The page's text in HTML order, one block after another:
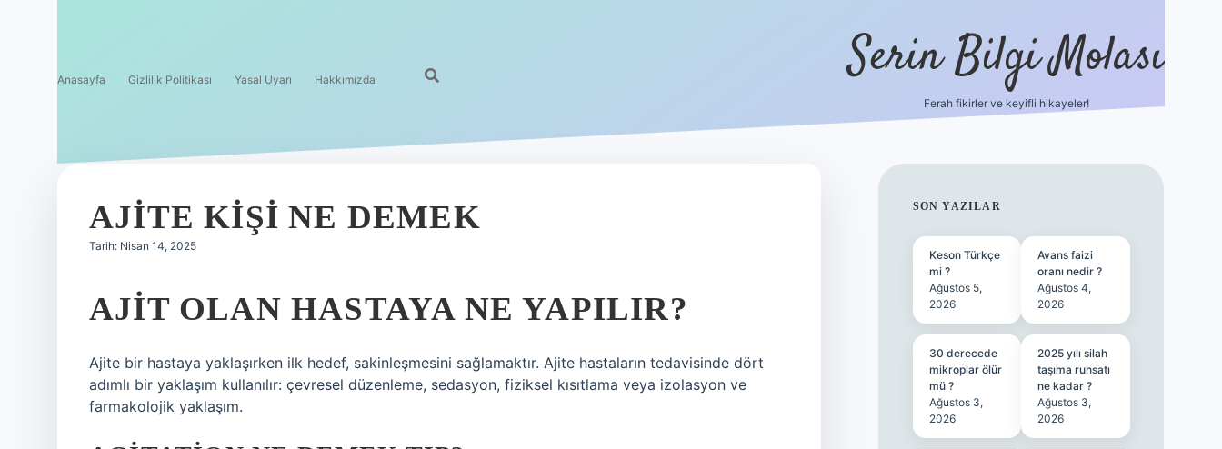
Anasayfa Gizlilik Politikası Yasal Uyarı Hakkımızda Serin Bilgi Molası
Ferah fikirler ve keyifli hikayeler!
AJITE KIŞI NE DEMEK
Tarih: Nisan 14, 2025
AJIT OLAN HASTAYA NE YAPILIR?
Ajite bir hastaya yaklaşırken ilk hedef, sakinleşmesini sağlamaktır. Ajite hastaların tedavisinde dört
adımlı bir yaklaşım kullanılır: çevresel düzenleme, sedasyon, fiziksel kısıtlama veya izolasyon ve
farmakolojik yaklaşım.
SIDEBAR
SON YAZILAR
Keson Türkçe
mi ?
Ağustos 5,
2026
Avans faizi
oranı nedir ?
Ağustos 4,
2026
30 derecede
mikroplar ölür
mü ?
Ağustos 3,
2026
2025 yılı silah
taşıma ruhsatı
ne kadar ?
Ağustos 3,
2026